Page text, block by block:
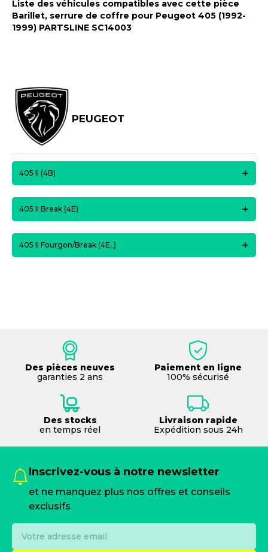
Liste des véhicules compatibles avec cette pièce
Barillet, serrure de coffre pour Peugeot 405 (1992-
1999) PARTSLINE SC14003
PEUGEOT
405 II (4B)
405 II Break (4E)
405 II Fourgon/Break (4E_)
Des pièces neuves
garanties 2 ans
Paiement en ligne
100% sécurisé
Des stocks
en temps réel
Livraison rapide
Expédition sous 24h
Inscrivez-vous à notre newsletter
et ne manquez plus nos offres et conseils
exclusifs